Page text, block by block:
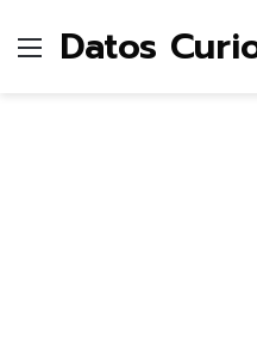
Menú
Datos